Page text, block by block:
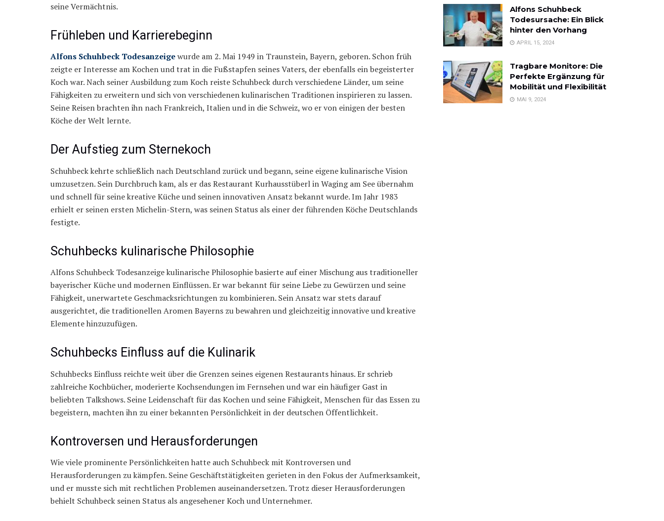
seine Vermächtnis.
Frühleben und Karrierebeginn
Alfons Schuhbeck Todesanzeigewurde am 2. Mai 1949 in Traunstein, Bayern, geboren. Schon früh
zeigte er Interesse am Kochen und trat in die Fußstapfen seines Vaters, der ebenfalls ein begeisterter
Koch war. Nach seiner Ausbildung zum Koch reiste Schuhbeck durch verschiedene Länder, um seine
Fähigkeiten zu erweitern und sich von verschiedenen kulinarischen Traditionen inspirieren zu lassen.
Seine Reisen brachten ihn nach Frankreich, Italien und in die Schweiz, wo er von einigen der besten
Köche der Welt lernte.
Der Aufstieg zum Sternekoch
Schuhbeck kehrte schließlich nach Deutschland zurück und begann, seine eigene kulinarische Vision
umzusetzen. Sein Durchbruch kam, als er das Restaurant Kurhausstüberl in Waging am See übernahm
und schnell für seine kreative Küche und seinen innovativen Ansatz bekannt wurde. Im Jahr 1983
erhielt er seinen ersten Michelin-Stern, was seinen Status als einer der führenden Köche Deutschlands
festigte.
Schuhbecks kulinarische Philosophie
Alfons Schuhbeck Todesanzeige kulinarische Philosophie basierte auf einer Mischung aus traditioneller
bayerischer Küche und modernen Einflüssen. Er war bekannt für seine Liebe zu Gewürzen und seine
Fähigkeit, unerwartete Geschmacksrichtungen zu kombinieren. Sein Ansatz war stets darauf
ausgerichtet, die traditionellen Aromen Bayerns zu bewahren und gleichzeitig innovative und kreative
Elemente hinzuzufügen.
Schuhbecks Einfluss auf die Kulinarik
Schuhbecks Einfluss reichte weit über die Grenzen seines eigenen Restaurants hinaus. Er schrieb
zahlreiche Kochbücher, moderierte Kochsendungen im Fernsehen und war ein häufiger Gast in
beliebten Talkshows. Seine Leidenschaft für das Kochen und seine Fähigkeit, Menschen für das Essen zu
begeistern, machten ihn zu einer bekannten Persönlichkeit in der deutschen Öffentlichkeit.
Kontroversen und Herausforderungen
Wie viele prominente Persönlichkeiten hatte auch Schuhbeck mit Kontroversen und
Herausforderungen zu kämpfen. Seine Geschäftstätigkeiten gerieten in den Fokus der Aufmerksamkeit,
und er musste sich mit rechtlichen Problemen auseinandersetzen. Trotz dieser Herausforderungen
behielt Schuhbeck seinen Status als angesehener Koch und Unternehmer.
Alfons Schuhbeck
Todesursache: Ein Blick
hinter den Vorhang
APRIL 15, 2024
Tragbare Monitore: Die
Perfekte Ergänzung für
Mobilität und Flexibilität
MAI 9, 2024